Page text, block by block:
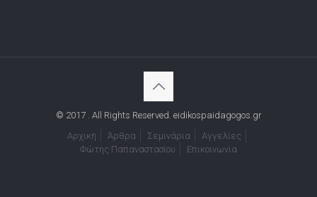
© 2017 . All Rights Reserved. eidikospaidagogos.gr
Αρχική
Άρθρα Σεμινάρια
Αγγελίες
Φώτης Παπαναστασίου
Επικοινωνία